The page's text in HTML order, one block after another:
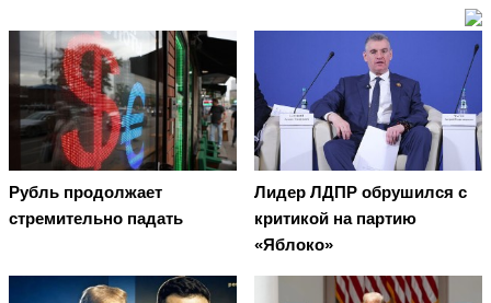
Рубль продолжает
стремительно падать
Лидер ЛДПР обрушился с
критикой на партию
«Яблоко»